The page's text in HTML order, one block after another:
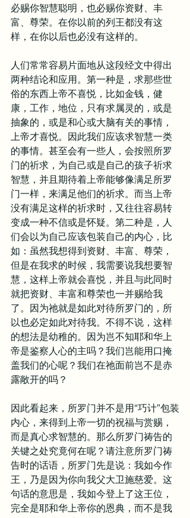
必赐你智慧聪明，也必赐你资财、丰
富、尊荣。在你以前的列王都没有这
样，在你以后也必没有这样的。
人们常常容易片面地从这段经文中得出
两种结论和应用。第一种是，求那些世
俗的东西上帝不喜悦，比如金钱，健
康，工作，地位，只有求属灵的，或是
抽象的，或是和心或大脑有关的事情，
上帝才喜悦。因此我们应该求智慧一类
的事情。甚至会有一些人，会按照所罗
门的祈求，为自己或是自己的孩子祈求
智慧，并且期待着上帝能够像满足所罗
门一样，来满足他们的祈求。而当上帝
没有满足这样的祈求时，又往往容易转
变成一种不信或是怀疑。第二种是，人
们会以为自己应该包装自己的内心，比
如：虽然我想得到资财、丰富、尊荣，
但是在我求的时候，我需要说我想要智
慧，这样上帝就会喜悦，并且与此同时
就把资财、丰富和尊荣也一并赐给我
了。因为祂就是如此对待所罗门的，所
以也必定如此对待我。不得不说，这样
的想法是幼稚的。因为岂不知耶和华上
帝是鉴察人心的主吗？我们岂能用口掩
盖我们的心呢？我们在祂面前岂不是赤
露敞开的吗？
因此看起来，所罗门并不是用“巧计”包装
内心，来得到上帝一切的祝福与赏赐，
而是真心求智慧的。那么所罗门祷告的
关键之处究竟何在呢？请注意所罗门祷
告时的话语，所罗门先是说：我如今作
王，乃是因为你向我父大卫施慈爱。这
句话的意思是，我如今登上了这王位，
完全是耶和华上帝你的恩典，而不是我